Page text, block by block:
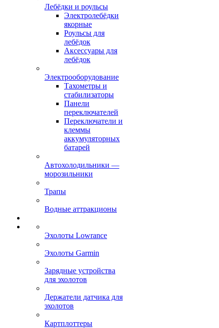
Лебёдки и роульсы
Электролебёдки
якорные
Роульсы для
лебёдок
Аксессуары для
лебёдок
Электрооборудование
Тахометры и
стабилизаторы
Панели
переключателей
Переключатели и
клеммы
аккумуляторных
батарей
Автохолодильники —
морозильники
Трапы
Водные аттракционы
Эхолоты Lowrance
Эхолоты Garmin
Зарядные устройства
для эхолотов
Держатели датчика для
эхолотов
Картплоттеры